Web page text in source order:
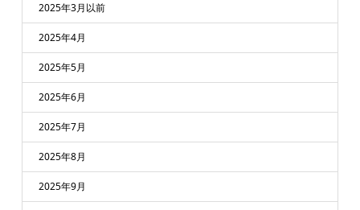
2025年3月以前
2025年4月
2025年5月
2025年6月
2025年7月
2025年8月
2025年9月